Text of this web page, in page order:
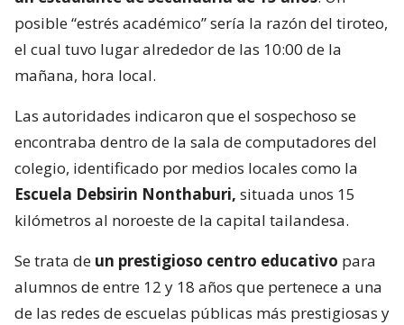
posible “estrés académico” sería la razón del tiroteo,
el cual tuvo lugar alrededor de las 10:00 de la
mañana, hora local.
Las autoridades indicaron que el sospechoso se
encontraba dentro de la sala de computadores del
colegio, identificado por medios locales como la
Escuela Debsirin Nonthaburi, situada unos 15
kilómetros al noroeste de la capital tailandesa.
Se trata de un prestigioso centro educativo para
alumnos de entre 12 y 18 años que pertenece a una
de las redes de escuelas públicas más prestigiosas y